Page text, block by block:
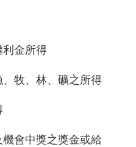
金所得
牧、林、礦之所得
會中獎之獎金或給